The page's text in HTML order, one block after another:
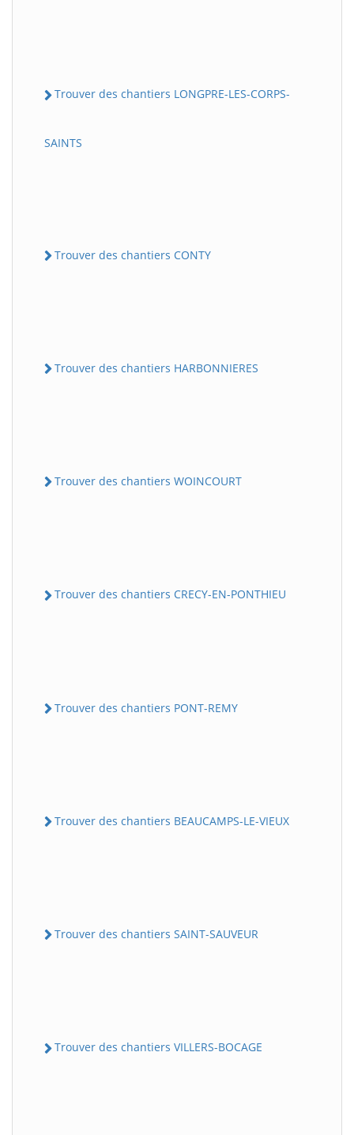
Trouver des chantiers LONGPRE-LES-CORPS-
SAINTS
Trouver des chantiers CONTY
Trouver des chantiers HARBONNIERES
Trouver des chantiers WOINCOURT
Trouver des chantiers CRECY-EN-PONTHIEU
Trouver des chantiers PONT-REMY
Trouver des chantiers BEAUCAMPS-LE-VIEUX
Trouver des chantiers SAINT-SAUVEUR
Trouver des chantiers VILLERS-BOCAGE